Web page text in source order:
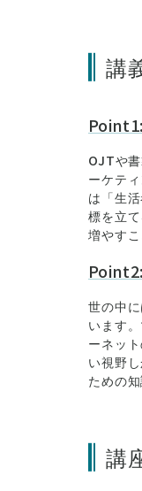
講
OJTや
ーケテ
は「生
標を立
増やす
世の中
います
ーネッ
い視野
ための
講